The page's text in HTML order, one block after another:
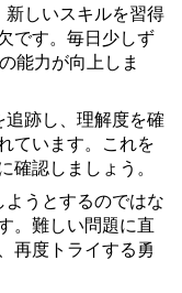
しいスキルを習得
です。毎日少しず
能力が向上しま
跡し、理解度を確
ています。これを
認しましょう。
うとするのではな
。難しい問題に直
再度トライする勇